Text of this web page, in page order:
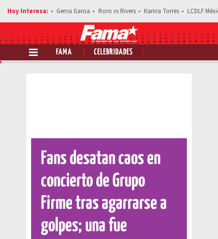
Gema Garoa Roro vs Rivers Karina Torres LCDLF
FAMA CELEBRIDADES
Comparte esta noticia
Fans desatan caos en
concierto de Grupo
Firme tras agarrarse a
golpes; una fue